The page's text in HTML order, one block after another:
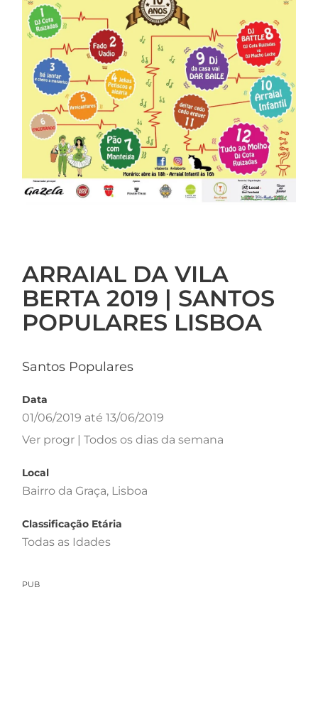
ARRAIAL DA VILA
BERTA 2019 | SANTOS
POPULARES LISBOA
Santos Populares
Data
01/06/2019 até 13/06/2019
Ver progr | Todos os dias da semana
Local
Bairro da Graça, Lisboa
Classificação Etária
Todas as Idades
PUB